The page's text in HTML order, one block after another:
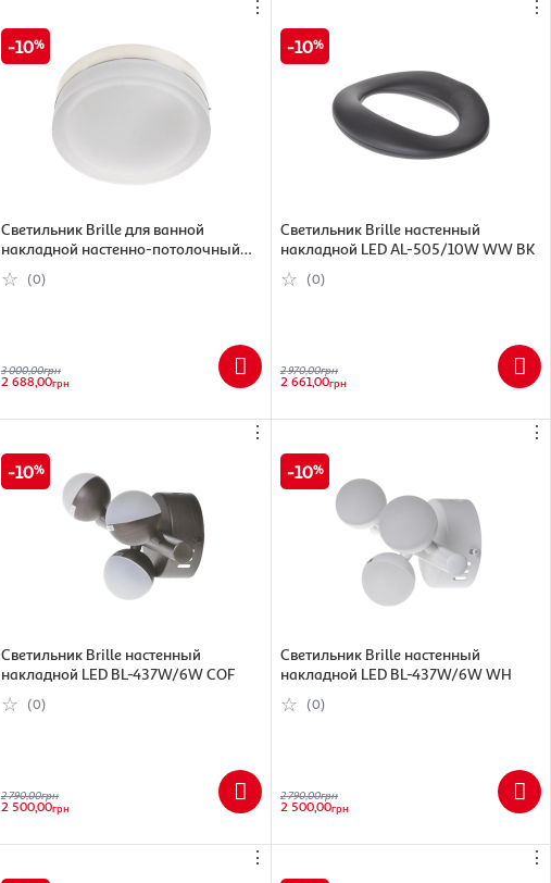
⋮
10
Светильник Brille для ванной
накладной настенно-потолочный
BR-02 927/2
(0)
3 000,00грн
2 688,00грн
⋮
10
Светильник Brille настенный
накладной LED AL-505/10W WW BK
(0)
2 970,00грн
2 661,00грн
⋮
10
Светильник Brille настенный
накладной LED BL-437W/6W COF
(0)
2 790,00грн
2 500,00грн
⋮
10
Светильник Brille настенный
накладной LED BL-437W/6W WH
(0)
2 790,00грн
2 500,00грн
⋮
⋮